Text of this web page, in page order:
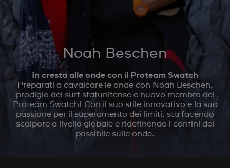
Noah Beschen
In cresta alle onde con il Proteam Swatch
Preparati a cavalcare le onde con Noah Beschen,
prodigio del surf statunitense e nuovo membro del
Proteam Swatch! Con il suo stile innovativo e la sua
passione per il superamento dei limiti, sta facendo
scalpore a livello globale e ridefinendo i confini del
possibile sulle onde.